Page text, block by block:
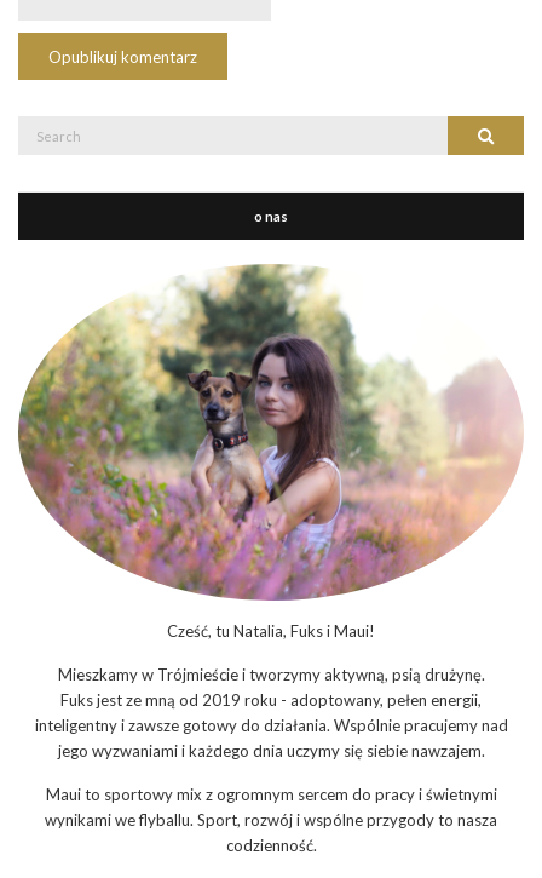
Search
o nas
Cześć, tu Natalia, Fuks i Maui!
Mieszkamy w Trójmieście i tworzymy aktywną, psią drużynę.
Fuks jest ze mną od 2019 roku - adoptowany, pełen energii,
inteligentny i zawsze gotowy do działania. Wspólnie pracujemy nad
jego wyzwaniami i każdego dnia uczymy się siebie nawzajem.
Maui to sportowy mix z ogromnym sercem do pracy i świetnymi
wynikami we flyballu. Sport, rozwój i wspólne przygody to nasza
codzienność.